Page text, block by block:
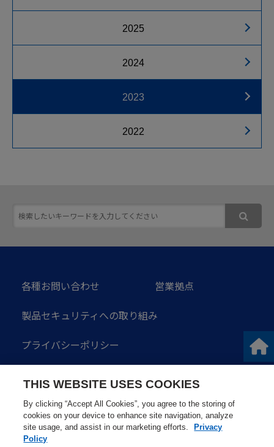
2025
2024
2023
2022
各種お問い合わせ
営業拠点
製品セキュリティへの取り組み
プライバシーポリシー
サイトのご利用にあたって
サイトマップ
THIS WEBSITE USES COOKIES
By clicking “Accept All Cookies”, you agree to the storing of
cookies on your device to enhance site navigation, analyze
site usage, and assist in our marketing efforts.
Privacy
Policy